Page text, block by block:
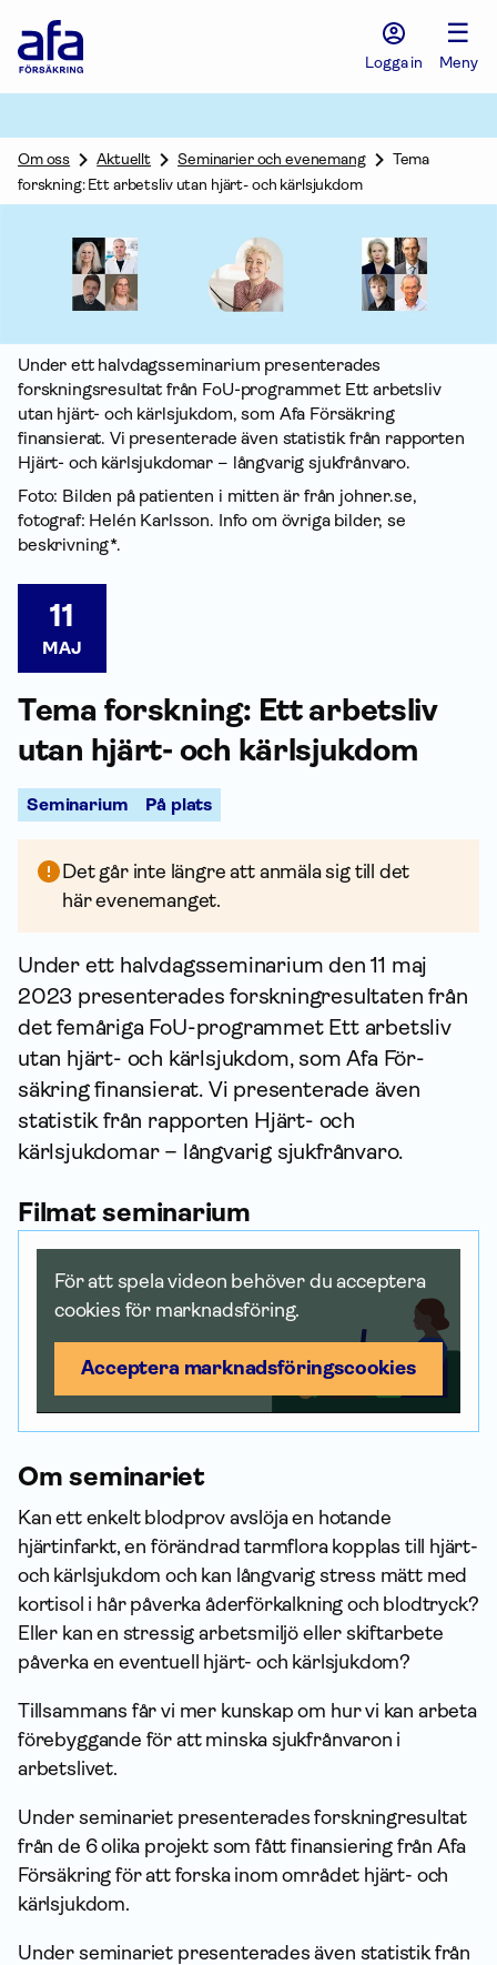
Försäkring
Logga in
☰
Meny
Om oss Aktuellt Seminarier och evenemang
Tema
forskning: Ett arbetsliv utan hjärt- och kärlsjukdom
Under ett halvdagsseminarium presenterades
forskningsresultat från FoU-programmet Ett arbetsliv
utan hjärt- och kärlsjukdom, som Afa För­säkring
finansierat. Vi presenterade även statistik från rapporten
Hjärt- och kärlsjukdomar – långvarig sjukfrånvaro.
Foto: Bilden på patienten i mitten är från johner.se,
fotograf: Helén Karlsson. Info om övriga bilder, se
beskrivning*.
11
MAJ
Tema forskning: Ett arbetsliv
utan hjärt- och kärlsjukdom
Seminarium På plats
Det går inte längre att anmäla sig till det
här evenemanget.
Under ett halvdagsseminarium den 11 maj
2023 presenterades forskningresultaten från
det femåriga FoU-programmet Ett arbetsliv
utan hjärt- och kärlsjukdom, som Afa För­
säkring finansierat. Vi presenterade även
statistik från rapporten Hjärt- och
kärlsjukdomar – långvarig sjukfrånvaro.
Filmat seminarium
För att spela videon behöver du acceptera
cookies för marknadsföring.
Acceptera marknadsförings­cookies
Om seminariet
Kan ett enkelt blodprov avslöja en hotande
hjärtinfarkt, en förändrad tarmflora kopplas till hjärt-
och kärlsjukdom och kan långvarig stress mätt med
kortisol i hår påverka åderförkalkning och blodtryck?
Eller kan en stressig arbetsmiljö eller skiftarbete
påverka en eventuell hjärt- och kärlsjukdom?
Tillsammans får vi mer kunskap om hur vi kan arbeta
förebyggande för att minska sjukfrånvaron i
arbetslivet.
Under seminariet presenterades forskningresultat
från de 6 olika projekt som fått finansiering från Afa
För­säkring för att forska inom området hjärt- och
kärlsjukdom.
Under seminariet presenterades även statistik från